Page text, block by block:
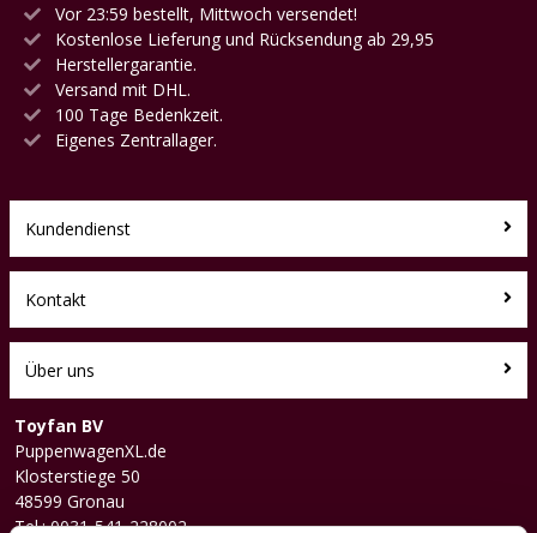
Vor 23:59 bestellt, Mittwoch versendet!
Kostenlose Lieferung und Rücksendung ab 29,95
Herstellergarantie.
Versand mit DHL.
100 Tage Bedenkzeit.
Eigenes Zentrallager.
Kundendienst
Kontakt
Über uns
Toyfan BV
PuppenwagenXL.de
Klosterstiege 50
48599 Gronau
Tel.: 0031-541-228002